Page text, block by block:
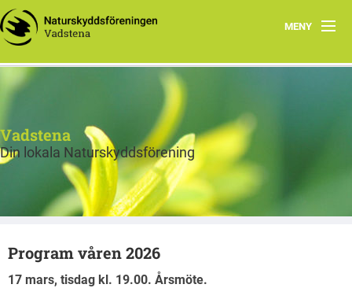
MENY
Hem
Vadstena
Din lokala Naturskyddsförening
Program våren 2026
17 mars, tisdag kl. 19.00. Årsmöte.